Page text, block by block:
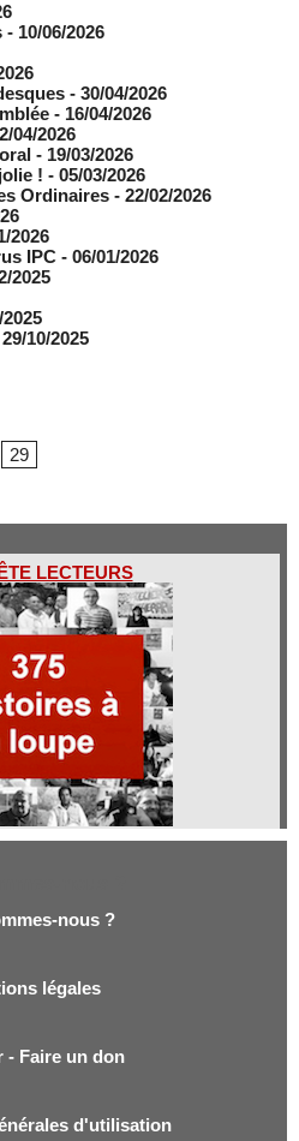
- 10/06/2026
- 30/04/2026
- 16/04/2026
04/2026
- 19/03/2026
! - 05/03/2026
Ordinaires - 22/02/2026
2026
IPC - 06/01/2026
2025
2025
10/2025
29
LECTEURS
nous ?
légales
- Faire un don
d'utilisation